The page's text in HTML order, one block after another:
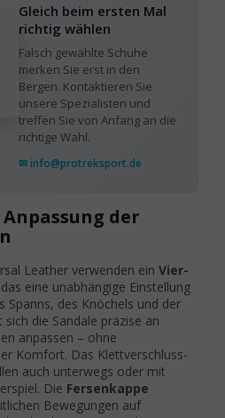
Gleich beim ersten Mal
richtig wählen
Falsch gewählte Schuhe
merken Sie erst in den
Bergen. Kontaktieren Sie
unsere Spezialisten und
treffen Sie von Anfang an die
richtige Wahl.
✉ info@protreksport.de
der
Leather verwenden ein Vier-
eine unabhängige Einstellung
Spanns, des Knöchels und der
die Sandale präzise an
anpassen – ohne
Komfort. Das Klettverschluss-
auch unterwegs oder mit
Die Fersenkappe
Bewegungen auf